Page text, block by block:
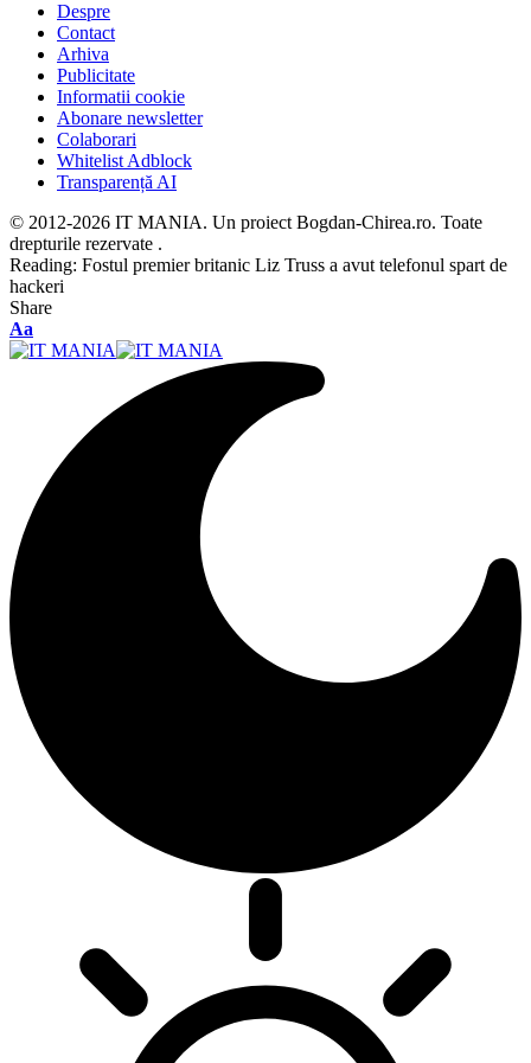
Despre
Contact
Arhiva
Publicitate
Informatii cookie
Abonare newsletter
Colaborari
Whitelist Adblock
Transparență AI
© 2012-2026 IT MANIA. Un proiect Bogdan-Chirea.ro. Toate
drepturile rezervate .
Reading: Fostul premier britanic Liz Truss a avut telefonul spart de
hackeri
Share
Font
Resizer
Aa